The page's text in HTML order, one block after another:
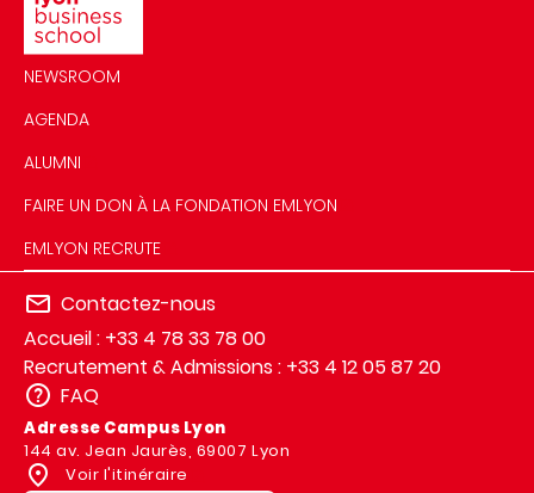
NEWSROOM
AGENDA
ALUMNI
FAIRE UN DON À LA FONDATION EMLYON
EMLYON RECRUTE
Contactez-nous
Accueil : +33 4 78 33 78 00
Recrutement & Admissions : +33 4 12 05 87 20
FAQ
Adresse Campus Lyon
144 av. Jean Jaurès, 69007 Lyon
Voir l'itinéraire